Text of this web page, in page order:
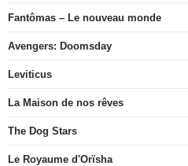
Fantômas – Le nouveau monde
Avengers: Doomsday
Leviticus
La Maison de nos rêves
The Dog Stars
Le Royaume d'Orïsha